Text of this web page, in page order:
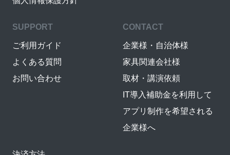
SUPPORT
ご利用ガイド
よくある質問
お問い合わせ
CONTACT
企業様・自治体様
家具関連会社様
取材・講演依頼
IT導入補助金を利用して
アプリ制作を希望される
企業様へ